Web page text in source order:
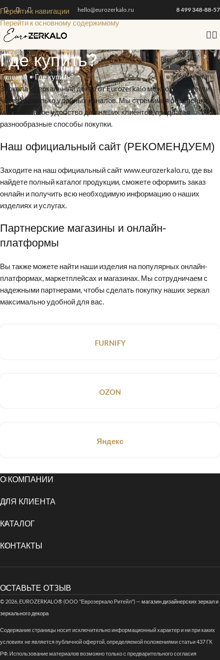
Перейти к навигации
Перейти к основному содержимому
hello@eurozerkalo.ru 8 499 348-88-57
Где купить?
Главная •Где купить?
Зеркала и зеркальный декор от Eurozerkalo можно приобрести
через несколько удобных каналов. Мы стремимся обеспечить
максимальное удобство для наших клиентов, предлагая
разнообразные способы покупки.
Наш официальный сайт (РЕКОМЕНДУЕМ)
Заходите на наш официальный сайт www.eurozerkalo.ru, где вы
найдете полный каталог продукции, сможете оформить заказ
онлайн и получить всю необходимую информацию о наших
изделиях и услугах.
Партнерские магазины и онлайн-
платформы
Вы также можете найти наши изделия на популярных онлайн-
платформах, маркетплейсах и магазинах. Мы сотрудничаем с
надежными партнерами, чтобы сделать покупку наших зеркал
максимально удобной для вас.
FURNIFY
OZON
Яндекс
О КОМПАНИИ
ДЛЯ КЛИЕНТА
КАТАЛОГ
КОНТАКТЫ
ОСТАВЬТЕ ОТЗЫВ
© 2026, EUROZERKALO® (ООО "Еврозеркало Ритейл") —магазин дизайнерских зеркал и
зеркального декора
Содержание страницы носит исключительно информационный характер и ни при каких
условиях не является публичной офертой, определяемой положениями статьи 437 ГК
РФ. Использование материалов возможно только с предварительного согласия